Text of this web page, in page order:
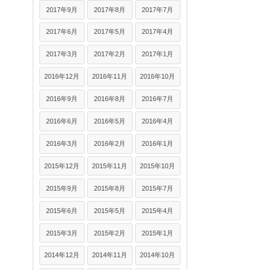
2017年9月 2017年8月 2017年7月
2017年6月 2017年5月 2017年4月
2017年3月 2017年2月 2017年1月
2016年12月 2016年11月 2016年10月
2016年9月 2016年8月 2016年7月
2016年6月 2016年5月 2016年4月
2016年3月 2016年2月 2016年1月
2015年12月 2015年11月 2015年10月
2015年9月 2015年8月 2015年7月
2015年6月 2015年5月 2015年4月
2015年3月 2015年2月 2015年1月
2014年12月 2014年11月 2014年10月